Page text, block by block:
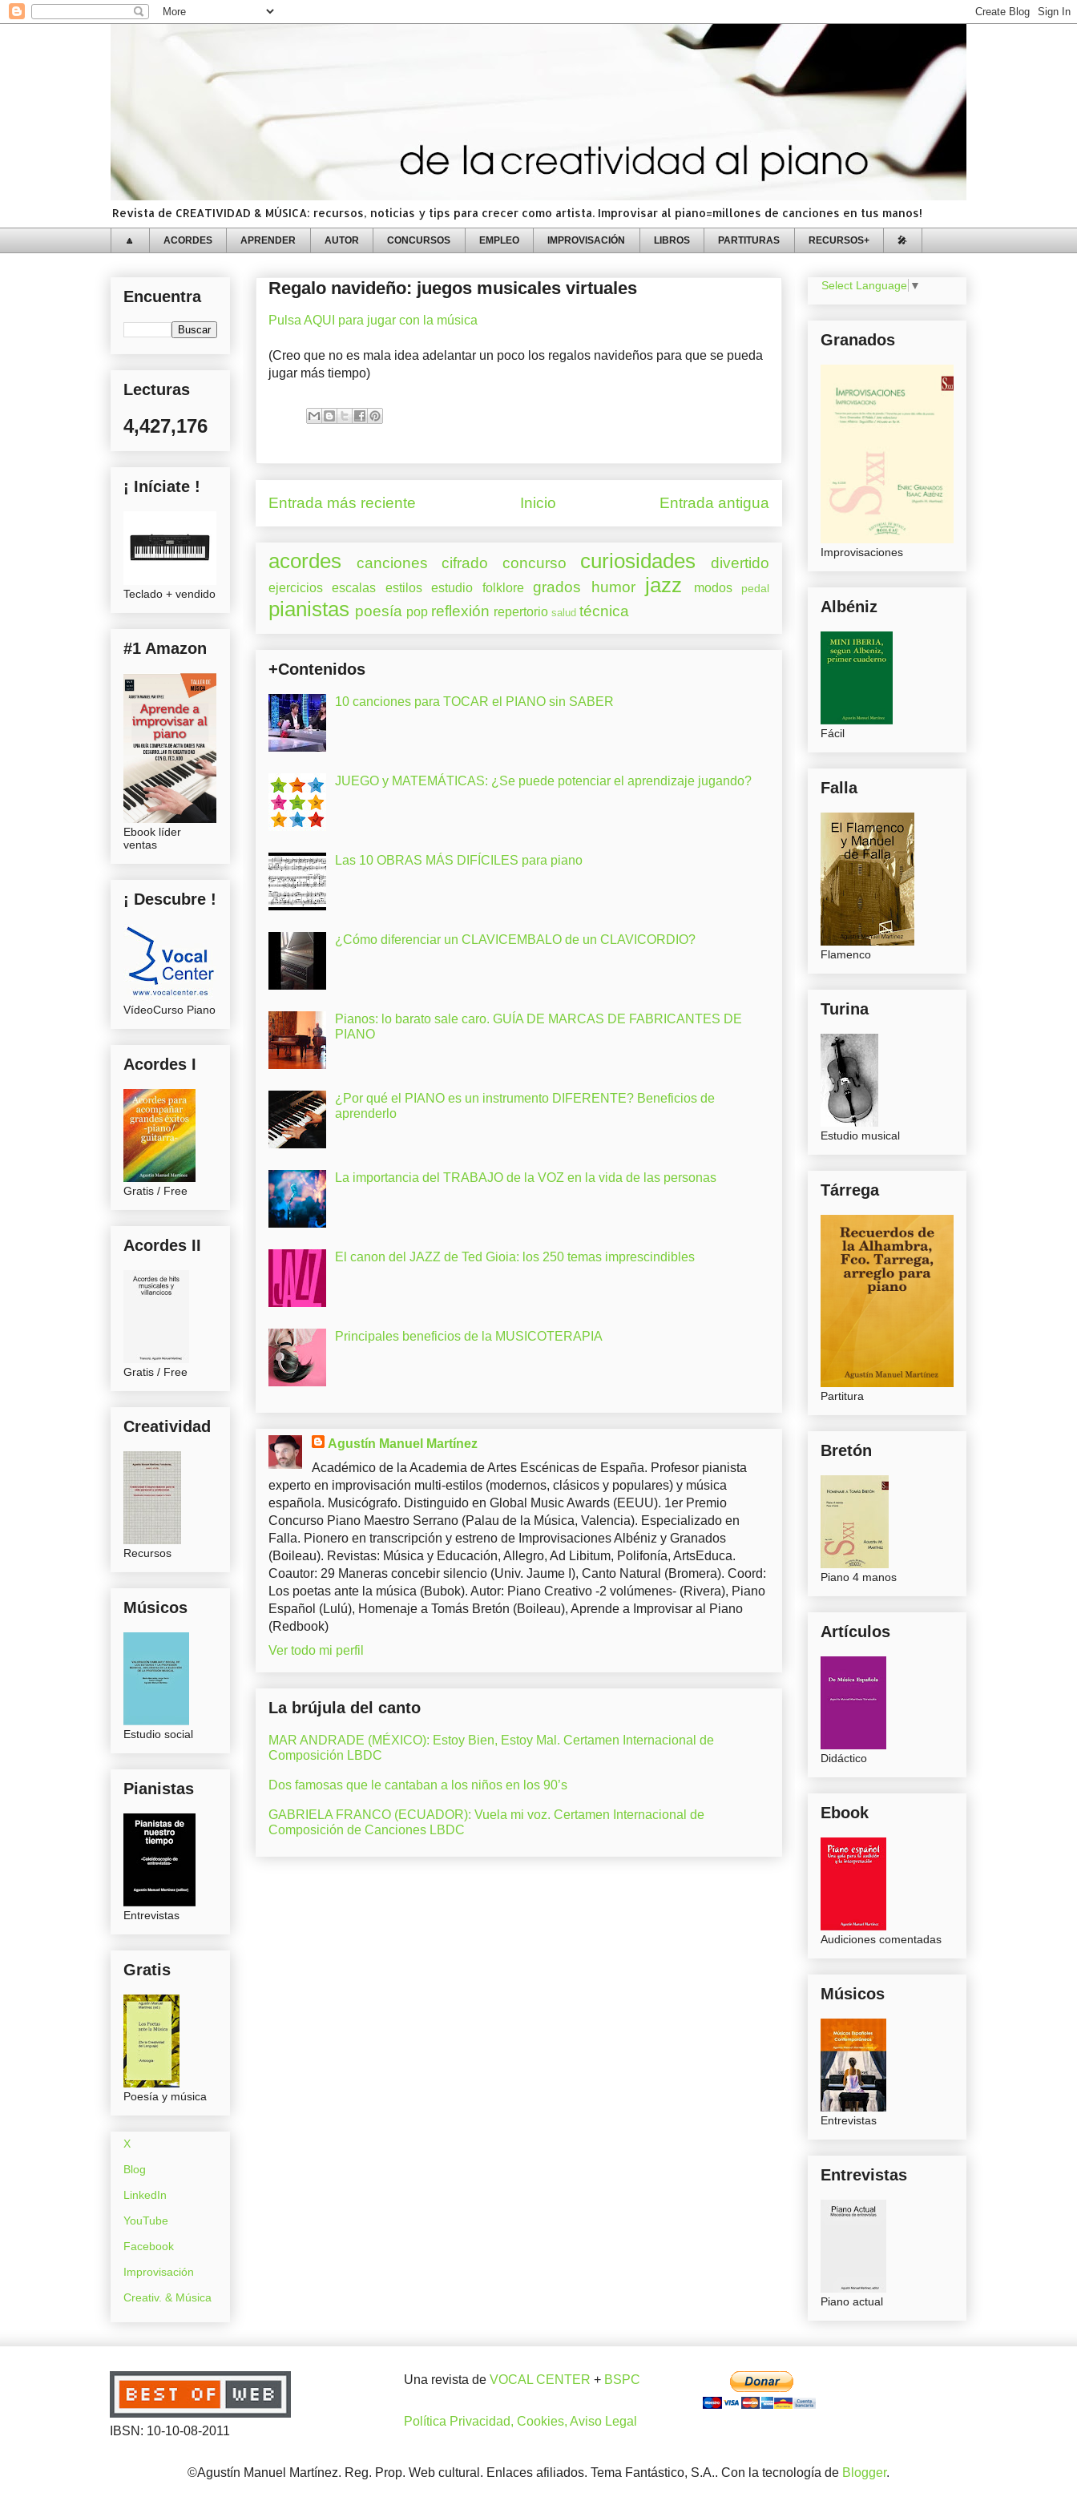
Revista de CREATIVIDAD & MÚSICA: recursos, noticias y tips para crecer como artista. Improvisar al piano=millones de canciones en tus manos!
🔼 ACORDES APRENDER AUTOR CONCURSOS EMPLEO IMPROVISACIÓN LIBROS PARTITURAS RECURSOS+ 🎤
Regalo navideño: juegos musicales virtuales
Pulsa AQUI para jugar con la música
(Creo que no es mala idea adelantar un poco los regalos navideños para que se pueda
jugar más tiempo)
Entrada más reciente Entrada antigua
Inicio
acordes canciones cifrado concurso curiosidades divertido
ejercicios escalas estilos estudio folklore grados humor jazz modos pedal
pianistas poesía pop reflexión repertorio salud técnica
+Contenidos
10 canciones para TOCAR el PIANO sin SABER
JUEGO y MATEMÁTICAS: ¿Se puede potenciar el aprendizaje jugando?
Las 10 OBRAS MÁS DIFÍCILES para piano
¿Cómo diferenciar un CLAVICEMBALO de un CLAVICORDIO?
Pianos: lo barato sale caro. GUÍA DE MARCAS DE FABRICANTES DE
PIANO
¿Por qué el PIANO es un instrumento DIFERENTE? Beneficios de
aprenderlo
La importancia del TRABAJO de la VOZ en la vida de las personas
El canon del JAZZ de Ted Gioia: los 250 temas imprescindibles
Principales beneficios de la MUSICOTERAPIA
Agustín Manuel Martínez
Académico de la Academia de Artes Escénicas de España. Profesor pianista
experto en improvisación multi-estilos (modernos, clásicos y populares) y música
española. Musicógrafo. Distinguido en Global Music Awards (EEUU). 1er Premio
Concurso Piano Maestro Serrano (Palau de la Música, Valencia). Especializado en
Falla. Pionero en transcripción y estreno de Improvisaciones Albéniz y Granados
(Boileau). Revistas: Música y Educación, Allegro, Ad Libitum, Polifonía, ArtsEduca.
Coautor: 29 Maneras concebir silencio (Univ. Jaume I), Canto Natural (Bromera). Coord:
Los poetas ante la música (Bubok). Autor: Piano Creativo -2 volúmenes- (Rivera), Piano
Español (Lulú), Homenaje a Tomás Bretón (Boileau), Aprende a Improvisar al Piano
(Redbook)
Ver todo mi perfil
La brújula del canto
MAR ANDRADE (MÉXICO): Estoy Bien, Estoy Mal. Certamen Internacional de
Composición LBDC
Dos famosas que le cantaban a los niños en los 90’s
GABRIELA FRANCO (ECUADOR): Vuela mi voz. Certamen Internacional de
Composición de Canciones LBDC
Encuentra
Lecturas
4,427,176
¡ Iníciate !
Teclado + vendido
#1 Amazon
Ebook líder
ventas
¡ Descubre !
VídeoCurso Piano
Acordes I
Gratis / Free
Acordes II
Gratis / Free
Creatividad
Recursos
Músicos
Estudio social
Pianistas
Entrevistas
Gratis
Poesía y música
X
Blog
LinkedIn
YouTube
Facebook
Improvisación
Creativ. & Música
Select Language ▼
Granados
Improvisaciones
Albéniz
Fácil
Falla
Flamenco
Turina
Estudio musical
Tárrega
Partitura
Bretón
Piano 4 manos
Artículos
Didáctico
Ebook
Audiciones comentadas
Músicos
Entrevistas
Entrevistas
Piano actual
IBSN: 10-10-08-2011
Una revista de VOCAL CENTER + BSPC
Política Privacidad, Cookies, Aviso Legal
©Agustín Manuel Martínez. Reg. Prop. Web cultural. Enlaces afiliados. Tema Fantástico, S.A.. Con la tecnología de Blogger.